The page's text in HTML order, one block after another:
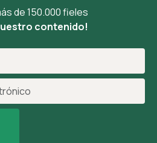
de 150.000 fieles
contenido!